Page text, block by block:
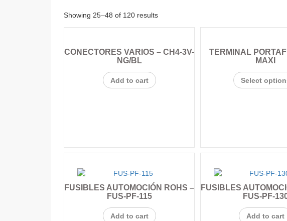
Showing 25–48 of 120 results
CONECTORES VARIOS – CH4-3V-
NG/BL
Add to cart
TERMINAL
MAXI
Select
FUSIBLES AUTOMOCIÓN ROHS –
FUS-PF-115
Add to cart
FUSIBLES
FUS-PF-
Add to cart